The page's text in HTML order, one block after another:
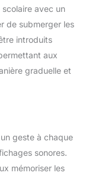
scolaire avec un
de submerger les
introduits
aux
graduelle et
geste à chaque
sonores.
mémoriser les